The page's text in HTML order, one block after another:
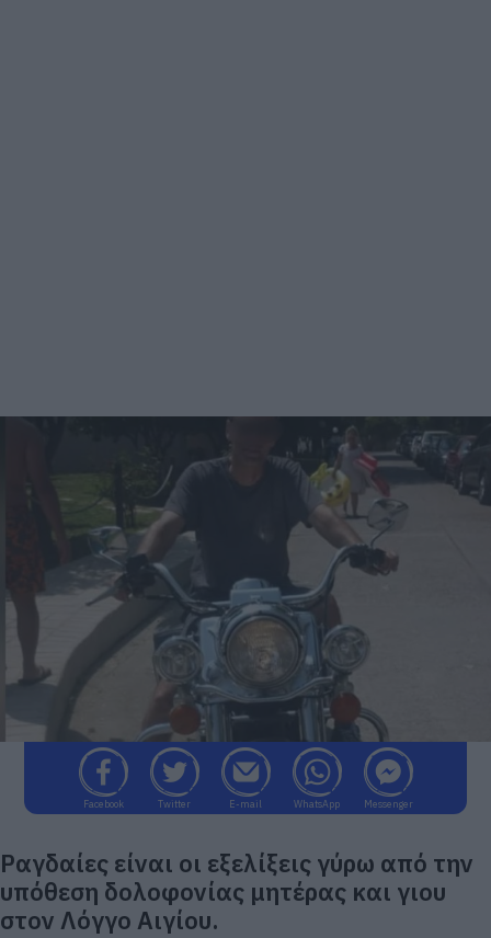
Facebook Twitter E-mail WhatsApp Messenger
Ραγδαίες είναι οι εξελίξεις γύρω από την
υπόθεση δολοφονίας μητέρας και γιου
στον Λόγγο Αιγίου.